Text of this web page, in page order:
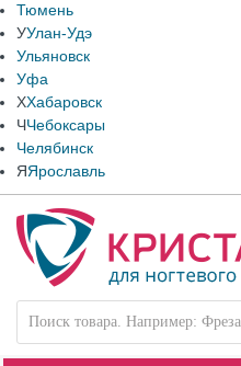
Тюмень
УУлан-Удэ
Ульяновск
Уфа
ХХабаровск
ЧЧебоксары
Челябинск
ЯЯрославль